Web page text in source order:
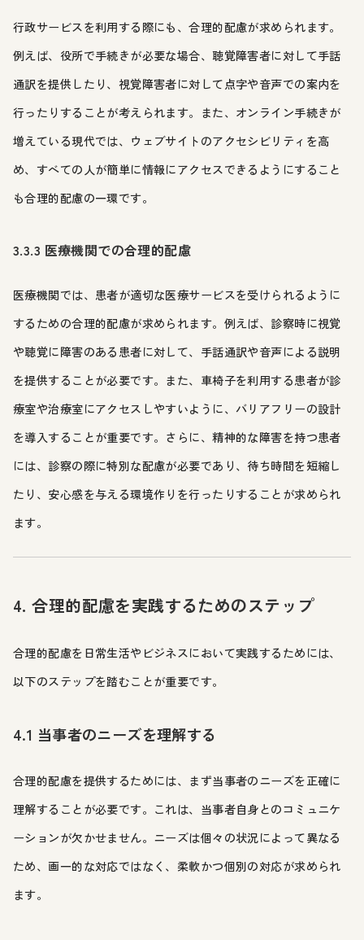
行政サービスを利用する際にも、合理的配慮が求められます。
例えば、役所で手続きが必要な場合、聴覚障害者に対して手話
通訳を提供したり、視覚障害者に対して点字や音声での案内を
行ったりすることが考えられます。また、オンライン手続きが
増えている現代では、ウェブサイトのアクセシビリティを高
め、すべての人が簡単に情報にアクセスできるようにすること
も合理的配慮の一環です。
3.3.3 医療機関での合理的配慮
医療機関では、患者が適切な医療サービスを受けられるように
するための合理的配慮が求められます。例えば、診察時に視覚
や聴覚に障害のある患者に対して、手話通訳や音声による説明
を提供することが必要です。また、車椅子を利用する患者が診
療室や治療室にアクセスしやすいように、バリアフリーの設計
を導入することが重要です。さらに、精神的な障害を持つ患者
には、診察の際に特別な配慮が必要であり、待ち時間を短縮し
たり、安心感を与える環境作りを行ったりすることが求められ
ます。
4. 合理的配慮を実践するためのステップ
合理的配慮を日常生活やビジネスにおいて実践するためには、
以下のステップを踏むことが重要です。
4.1 当事者のニーズを理解する
合理的配慮を提供するためには、まず当事者のニーズを正確に
理解することが必要です。これは、当事者自身とのコミュニケ
ーションが欠かせません。ニーズは個々の状況によって異なる
ため、画一的な対応ではなく、柔軟かつ個別の対応が求められ
ます。